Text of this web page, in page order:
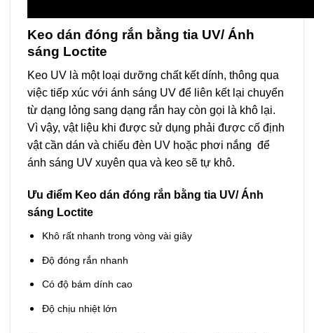
Keo dán đóng rắn bằng tia UV/ Ánh
sáng Loctite
Keo UV là một loại dưỡng chất kết dính, thông qua
việc tiếp xúc với ánh sáng UV để liên kết lại chuyển
từ dạng lỏng sang dạng rắn hay còn gọi là khô lại.
Vì vậy, vật liệu khi được sử dụng phải được cố định
vật cần dán và chiếu đèn UV hoặc phơi nắng để
ánh sáng UV xuyên qua và keo sẽ tự khô.
Ưu điểm Keo dán đóng rắn bằng tia UV/ Ánh
sáng Loctite
Khô rất nhanh trong vòng vài giây
Độ đóng rắn nhanh
Có độ bám dính cao
Độ chịu nhiệt lớn